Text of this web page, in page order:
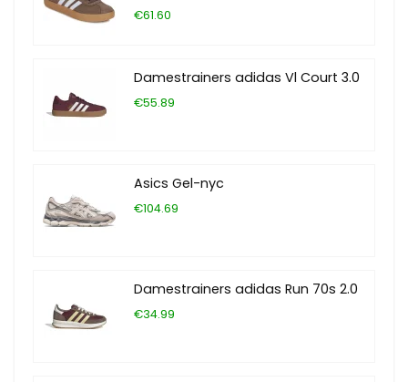
€61.60
Damestrainers adidas Vl Court 3.0
€55.89
Asics Gel-nyc
€104.69
Damestrainers adidas Run 70s 2.0
€34.99